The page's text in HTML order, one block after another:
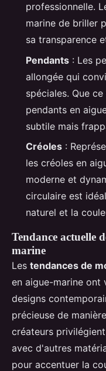
professionnelle.
marine de briller
sa transparence
Pendants : Les
allongée qui
spéciales. Que
pendants en
subtile mais
Créoles :
les créoles en
moderne et
circulaire est
naturel et la
Tendance actuelle
marine
Les tendances de
en aigue-marine ont
designs
précieuse de
créateurs
avec d'autres
pour accentuer la